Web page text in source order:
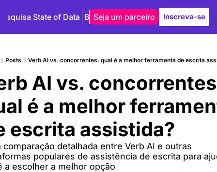
State of Data Blog Autores
Seja um parceiro Inscreva-se
Posts Verb AI vs. concorrentes: qual é a melhor ferramenta de escrita
AI vs.
é a melhor
escrita assistida?
comparação detalhada entre Verb AI e outras
populares de assistência de escrita para
a escolher a melhor opção